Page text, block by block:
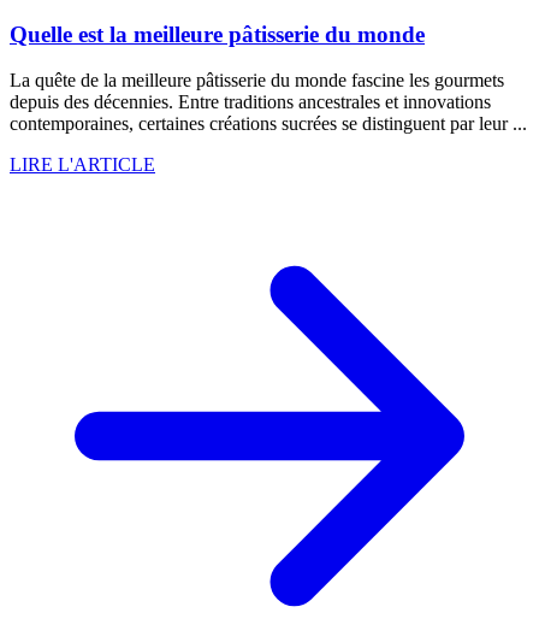
Quelle est la meilleure pâtisserie du monde
La quête de la meilleure pâtisserie du monde fascine les gourmets
depuis des décennies. Entre traditions ancestrales et innovations
contemporaines, certaines créations sucrées se distinguent par leur ...
LIRE L'ARTICLE